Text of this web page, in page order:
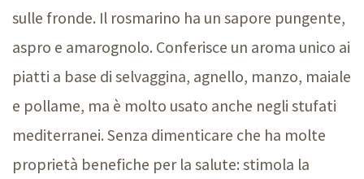
sulle fronde. Il rosmarino ha un sapore pungente,
aspro e amarognolo. Conferisce un aroma unico ai
piatti a base di selvaggina, agnello, manzo, maiale
e pollame, ma è molto usato anche negli stufati
mediterranei. Senza dimenticare che ha molte
proprietà benefiche per la salute: stimola la